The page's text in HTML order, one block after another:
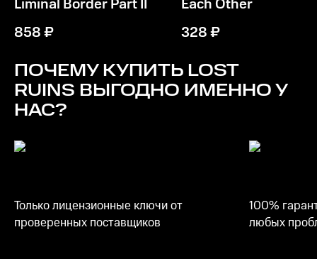
Память
2 GB ОЗУ
Место на диске
600 MB
Liminal Border Part II
858₽
Each Other
328₽
ПОЧЕМУ КУПИТЬ LOST
RUINS ВЫГОДНО ИМЕННО У
НАС?
Только лицензионные ключи от
проверенных поставщиков
100%
любых